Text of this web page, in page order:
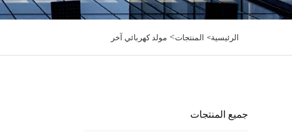
الرئيسية> المنتجات> مولد كهربائي آخر
جميع المنتجات